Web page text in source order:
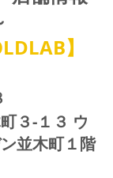
】
３-１３ ウ
並木町１階